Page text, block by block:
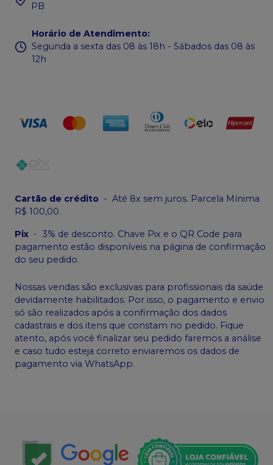
PB
Horário de Atendimento:
Segunda a sexta das 08 às 18h - Sábados das 08 às
12h
Cartão de crédito - Até 8x sem juros. Parcela Mínima
R$ 100,00.
Pix - 3% de desconto. Chave Pix e o QR Code para
pagamento estão disponíveis na página de confirmação
do seu pedido.
Nossas vendas são exclusivas para profissionais da saúde
devidamente habilitados. Por isso, o pagamento e envio
só são realizados após a confirmação dos dados
cadastrais e dos itens que constam no pedido. Fique
atento, após você finalizar seu pedido faremos a análise
e caso tudo esteja correto enviaremos os dados de
pagamento via WhatsApp.